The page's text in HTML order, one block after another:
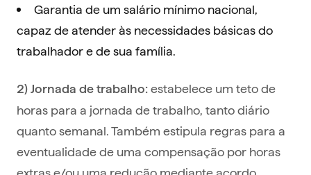
Garantia de um salário mínimo nacional,
capaz de atender às necessidades básicas do
trabalhador e de sua família.
2) Jornada de trabalho: estabelece um teto de
horas para a jornada de trabalho, tanto diário
quanto semanal. Também estipula regras para a
eventualidade de uma compensação por horas